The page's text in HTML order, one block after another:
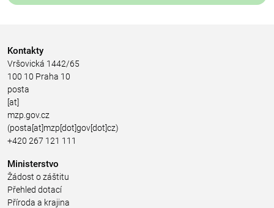
Kontakty
Vršovická 1442/65
100 10 Praha 10
posta
[at]
mzp.gov.cz
(posta[at]mzp[dot]gov[dot]cz)
+420 267 121 111
Ministerstvo
Žádost o záštitu
Přehled dotací
Příroda a krajina